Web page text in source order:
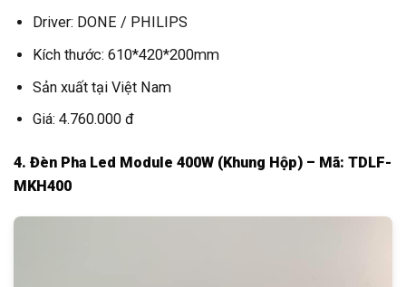
Driver: DONE / PHILIPS
Kích thước: 610*420*200mm
Sản xuất tại Việt Nam
Giá: 4.760.000 đ
4. Đèn Pha Led Module 400W (Khung Hộp) – Mã: TDLF-
MKH400